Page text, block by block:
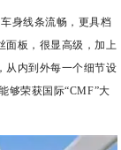
身线条流畅，更具档
面板，很显高级，加上
从内到外每一个细节设
够荣获国际“CMF”大